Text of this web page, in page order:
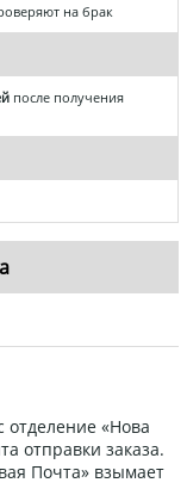
на брак
после получения
отделение «Нова
отправки заказа.
Почта» взымает